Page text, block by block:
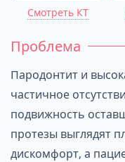
Смотреть КТ
Проблема
Пародонтит и
частичное
подвижность
протезы выглядят
дискомфорт, а